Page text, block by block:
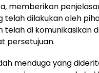
memberikan
dilakukan oleh
telah di komunikasikan
persetujuan.
menduga yang